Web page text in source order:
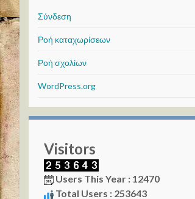
Σύνδεση
Ροή καταχωρίσεων
Ροή σχολίων
WordPress.org
Visitors
Users This Year : 12470
Total Users : 253643